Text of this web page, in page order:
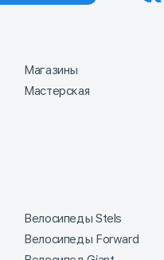
Магазины
Мастерская
Велосипеды Stels
Велосипеды Forward